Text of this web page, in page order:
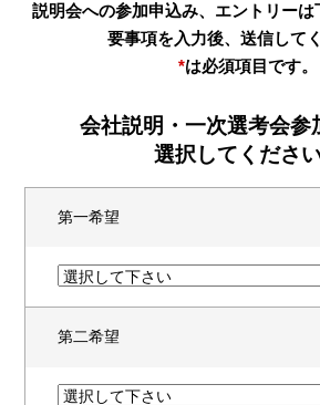
CONTACT
説明会への参加申込み、エントリー
要事項を入力後、送信してく
*は必須項目です。
会社説明・一次選考会参
選択してください
第一希望
第二希望